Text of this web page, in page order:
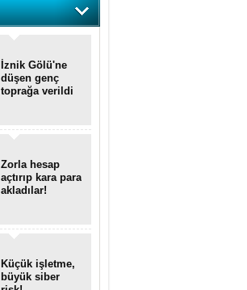
İznik Gölü'ne
düşen genç
toprağa verildi
Zorla hesap
açtırıp kara para
akladılar!
Küçük işletme,
büyük siber